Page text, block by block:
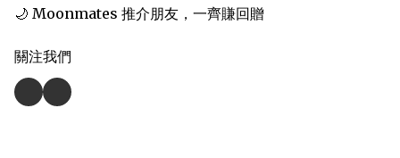
🌙 Moonmates 推介朋友，一齊賺回贈
關注我們